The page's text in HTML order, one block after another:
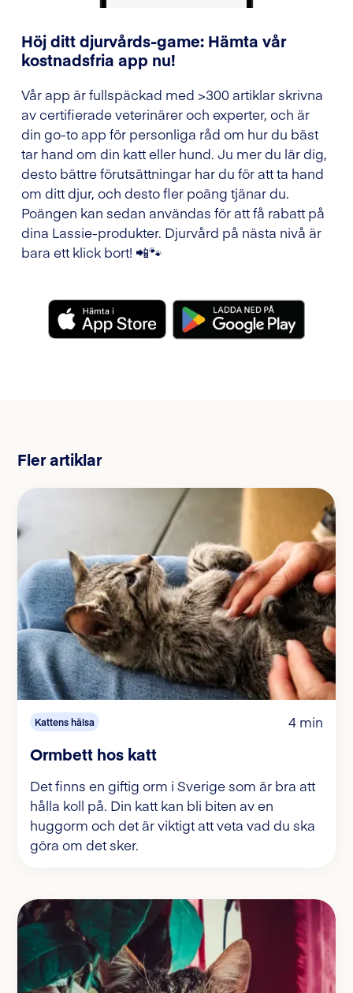
Höj ditt djurvårds-game: Hämta vår
kostnadsfria app nu!
Vår app är fullspäckad med >300 artiklar skrivna
av certifierade veterinärer och experter, och är
din go-to app för personliga råd om hur du bäst
tar hand om din katt eller hund. Ju mer du lär dig,
desto bättre förutsättningar har du för att ta hand
om ditt djur, och desto fler poäng tjänar du.
Poängen kan sedan användas för att få rabatt på
dina Lassie-produkter. Djurvård på nästa nivå är
bara ett klick bort! 📲🐾
Fler artiklar
Kattens hälsa 4 min
Ormbett hos katt
Det finns en giftig orm i Sverige som är bra att
hålla koll på. Din katt kan bli biten av en
huggorm och det är viktigt att veta vad du ska
göra om det sker.